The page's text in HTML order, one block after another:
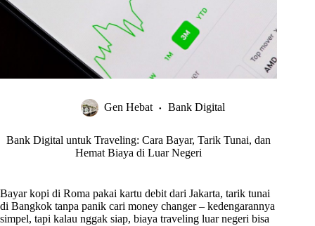
Gen Hebat Bank Digital
Bank Digital untuk Traveling: Cara Bayar, Tarik Tunai, dan
Hemat Biaya di Luar Negeri
Bayar kopi di Roma pakai kartu debit dari Jakarta, tarik tunai
di Bangkok tanpa panik cari money changer – kedengarannya
simpel, tapi kalau nggak siap, biaya traveling luar negeri bisa